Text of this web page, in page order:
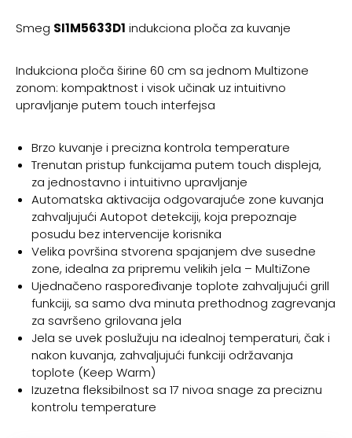
Smeg SI1M5633D1 indukciona ploča za kuvanje
Indukciona ploča širine 60 cm sa jednom Multizone
zonom: kompaktnost i visok učinak uz intuitivno
upravljanje putem touch interfejsa
Brzo kuvanje i precizna kontrola temperature
Trenutan pristup funkcijama putem touch displeja,
za jednostavno i intuitivno upravljanje
Automatska aktivacija odgovarajuće zone kuvanja
zahvaljujući Autopot detekciji, koja prepoznaje
posudu bez intervencije korisnika
Velika površina stvorena spajanjem dve susedne
zone, idealna za pripremu velikih jela – MultiZone
Ujednačeno raspoređivanje toplote zahvaljujući grill
funkciji, sa samo dva minuta prethodnog zagrevanja
za savršeno grilovana jela
Jela se uvek poslužuju na idealnoj temperaturi, čak i
nakon kuvanja, zahvaljujući funkciji održavanja
toplote (Keep Warm)
Izuzetna fleksibilnost sa 17 nivoa snage za preciznu
kontrolu temperature